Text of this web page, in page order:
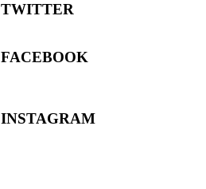
TWITTER
FACEBOOK
INSTAGRAM